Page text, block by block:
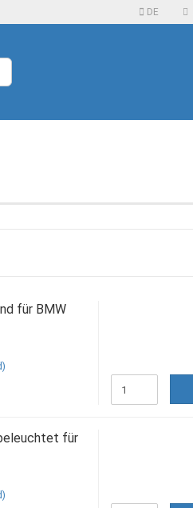
DE
Konto erstellen
für BMW
für